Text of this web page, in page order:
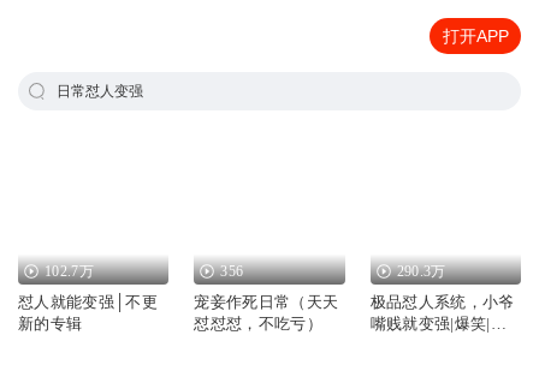
打开APP
日常怼人变强
102.7万
怼人就能变强│不更
新的专辑
356
宠妾作死日常（天天
怼怼怼，不吃亏）
290.3万
极品怼人系统，小爷
嘴贱就变强|爆笑|捉